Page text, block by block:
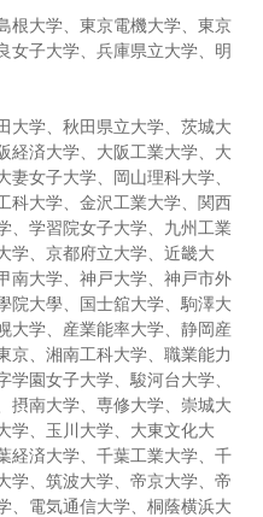
根大学、東京電機大学、東京
女子大学、兵庫県立大学、明
大学、秋田県立大学、茨城大
経済大学、大阪工業大学、大
女子大学、岡山理科大学、
科大学、金沢工業大学、関西
、学習院女子大学、九州工業
学、京都府立大学、近畿大
南大学、神戸大学、神戸市外
院大學、国士舘大学、駒澤大
大学、産業能率大学、静岡産
京、湘南工科大学、職業能力
園女子大学、駿河台大学、
摂南大学、専修大学、崇城大
学、玉川大学、大東文化大
経済大学、千葉工業大学、千
学、筑波大学、帝京大学、帝
、電気通信大学、桐蔭横浜大